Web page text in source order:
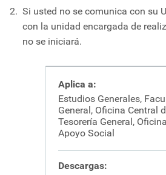
Si usted no se comunica con su
con la unidad encargada de
no se iniciará.
Aplica a:
Estudios Generales,
General, Oficina Central
Tesorería General,
Apoyo Social
Descargas: